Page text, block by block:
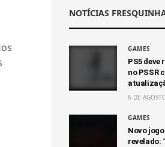
NOTÍCIAS
GAMES
PS5 deve
no PSSR
6 DE
GAMES
Novo
revelado: